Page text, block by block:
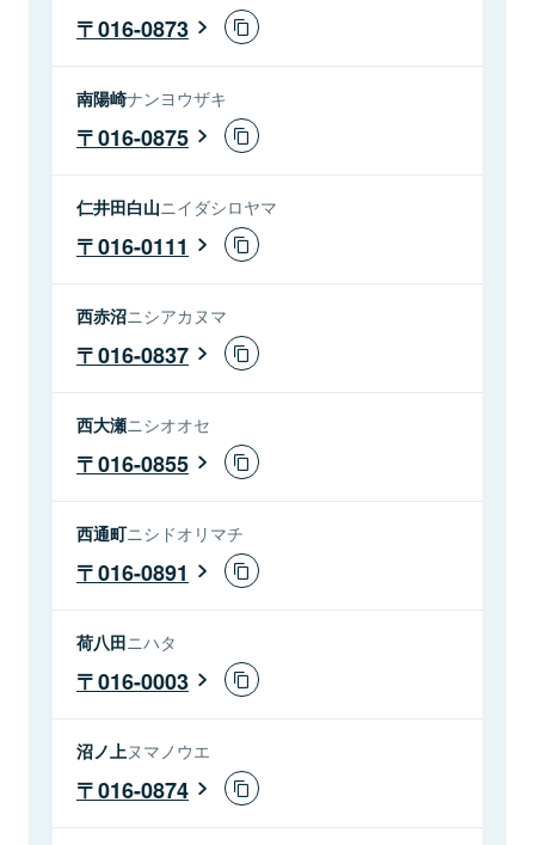
016-0873
南陽崎ナンヨウザキ
016-0875
仁井田白山ニイダシロヤマ
016-0111
西赤沼ニシアカヌマ
016-0837
西大瀬ニシオオセ
016-0855
西通町ニシドオリマチ
016-0891
荷八田ニハタ
016-0003
沼ノ上 ヌマノウエ
016-0874